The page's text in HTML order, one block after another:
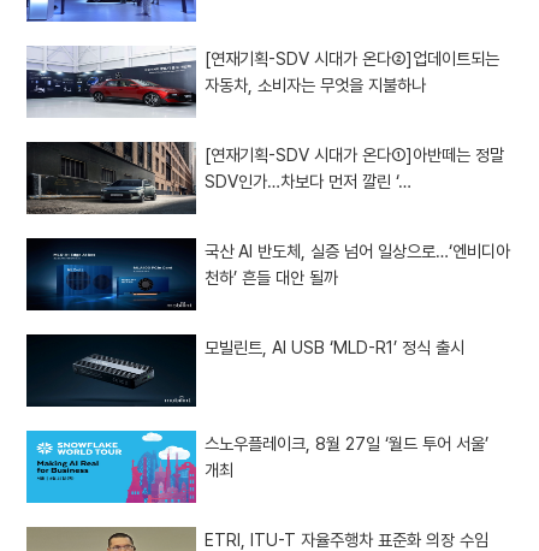
[연재기획-SDV 시대가 온다②]업데이트되는
자동차, 소비자는 무엇을 지불하나
[연재기획-SDV 시대가 온다①]아반떼는 정말
SDV인가…차보다 먼저 깔린 ‘…
국산 AI 반도체, 실증 넘어 일상으로…‘엔비디아
천하’ 흔들 대안 될까
모빌린트, AI USB ‘MLD-R1’ 정식 출시
스노우플레이크, 8월 27일 ‘월드 투어 서울’
개최
ETRI, ITU-T 자율주행차 표준화 의장 수임